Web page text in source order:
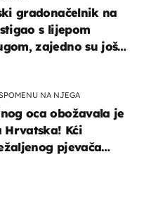
gradonačelnik na
s lijepom
zajedno su još
NA NJEGA
oca obožavala je
Hrvatska! Kći
pjevača